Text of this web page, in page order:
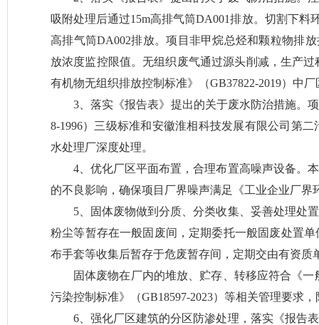
吸附处理后通过15m高排气筒DA001排放。切割下料
高排气筒DA002排放。项目 非甲烷总烃和颗粒物排
放浓度监控限值。无组织废气通过源头削减，生产过
有机物无组织排放控制标准》（GB37822-2019）中厂
3 、落实《报告表》提出的关于废水防治措施。
8-1996）三级标准和安徽淮相科技发展有限公司第二
水处理厂深度处理。
4 、优化厂区平面布置，合理布置高噪声设备。
的不良影响，确保项目厂界噪声满足
《工业企业厂
5
固体废物做到分质、分类收集、妥善处理处
粉尘等暂存在一般固废间，定期委托一般固废处置单
布手套等收集后暂存于危废暂存间，定期交由有资质
固体废物在厂内的堆放、贮存、转移应符合《
污染控制标准》（GB18597-2023）等相关管理要求
6 、强化厂区建筑的分区防渗处理， 落实《报告